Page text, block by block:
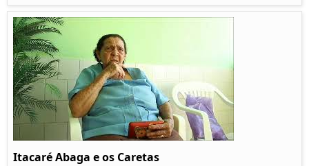
Itacaré Abaga e os Caretas